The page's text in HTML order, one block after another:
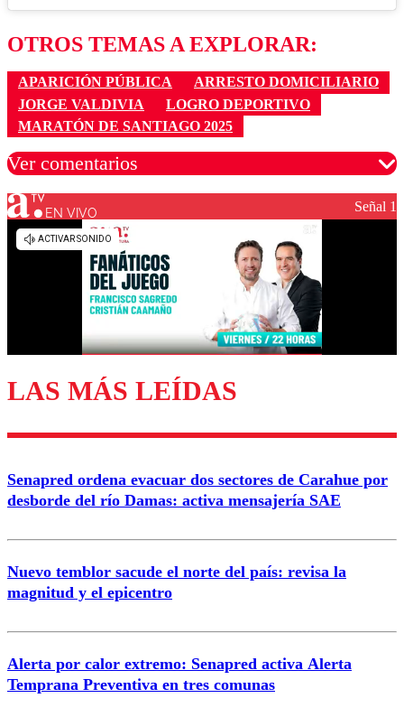
OTROS TEMAS A EXPLORAR:
APARICIÓN PÚBLICA
ARRESTO DOMICILIARIO
JORGE VALDIVIA
LOGRO DEPORTIVO
MARATÓN DE SANTIAGO 2025
Ver comentarios
Los comentarios son moderados para garantizar un
diálogo respetuoso.
Enviar comentario
EN VIVO Señal 1
LAS MÁS LEÍDAS
Senapred ordena evacuar dos sectores de Carahue por
desborde del río Damas: activa mensajería SAE
Nuevo temblor sacude el norte del país: revisa la
magnitud y el epicentro
Alerta por calor extremo: Senapred activa Alerta
Temprana Preventiva en tres comunas